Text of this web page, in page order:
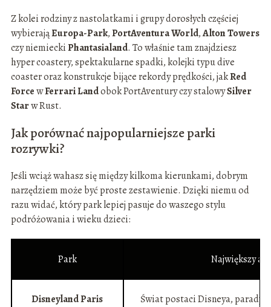
Z kolei rodziny z nastolatkami i grupy dorosłych częściej
wybierająEuropa-Park,PortAventura World,Alton Towers
czy niemieckiPhantasialand. To właśnie tam znajdziesz
hyper coastery, spektakularne spadki, kolejki typu dive
coaster oraz konstrukcje bijące rekordy prędkości, jakRed
ForcewFerrari Landobok PortAventury czy stalowySilver
Starw Rust.
Jak porównać najpopularniejsze parki
rozrywki?
Jeśli wciąż wahasz się między kilkoma kierunkami, dobrym
narzędziem może być proste zestawienie. Dzięki niemu od
razu widać, który park lepiej pasuje do waszego stylu
podróżowania i wieku dzieci:
Park Największy
Disneyland Paris Świat postaci Disneya, parady,